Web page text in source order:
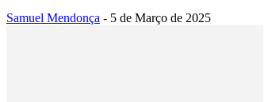
Samuel Mendonça - 5 de Março de 2025